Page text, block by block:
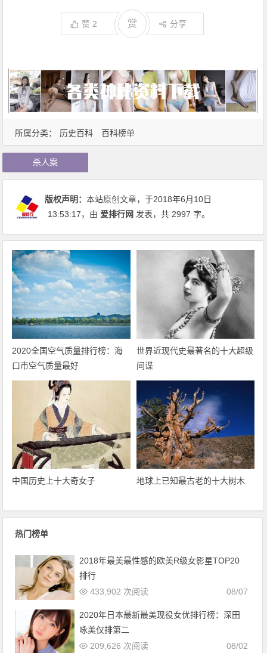
所属分类： 历史百科 百科榜单
赞2 赏 分享
杀人案
版权声明：本站原创文章，于2018年6月10日
13:53:17，由 爱排行网 发表，共 2997 字。
2020全国空气质量排行榜：海
口市空气质量最好
世界近现代史最著名的十大超级
间谍
中国历史上十大奇女子 地球上已知最古老的十大树木
热门榜单
2018年最美最性感的欧美R级女影星TOP20
排行
08/07
433,902 次阅读
2020年日本最新最美现役女优排行榜：深田
咏美仅排第二
08/02
209,626 次阅读